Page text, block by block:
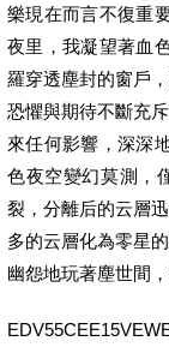
樂現在而言不復重
夜里，我凝望著血
羅穿透塵封的窗戶
恐懼與期待不斷充
來任何影響，深深
色夜空變幻莫測，
裂，分離后的云層
多的云層化為零星
幽怨地玩著塵世間